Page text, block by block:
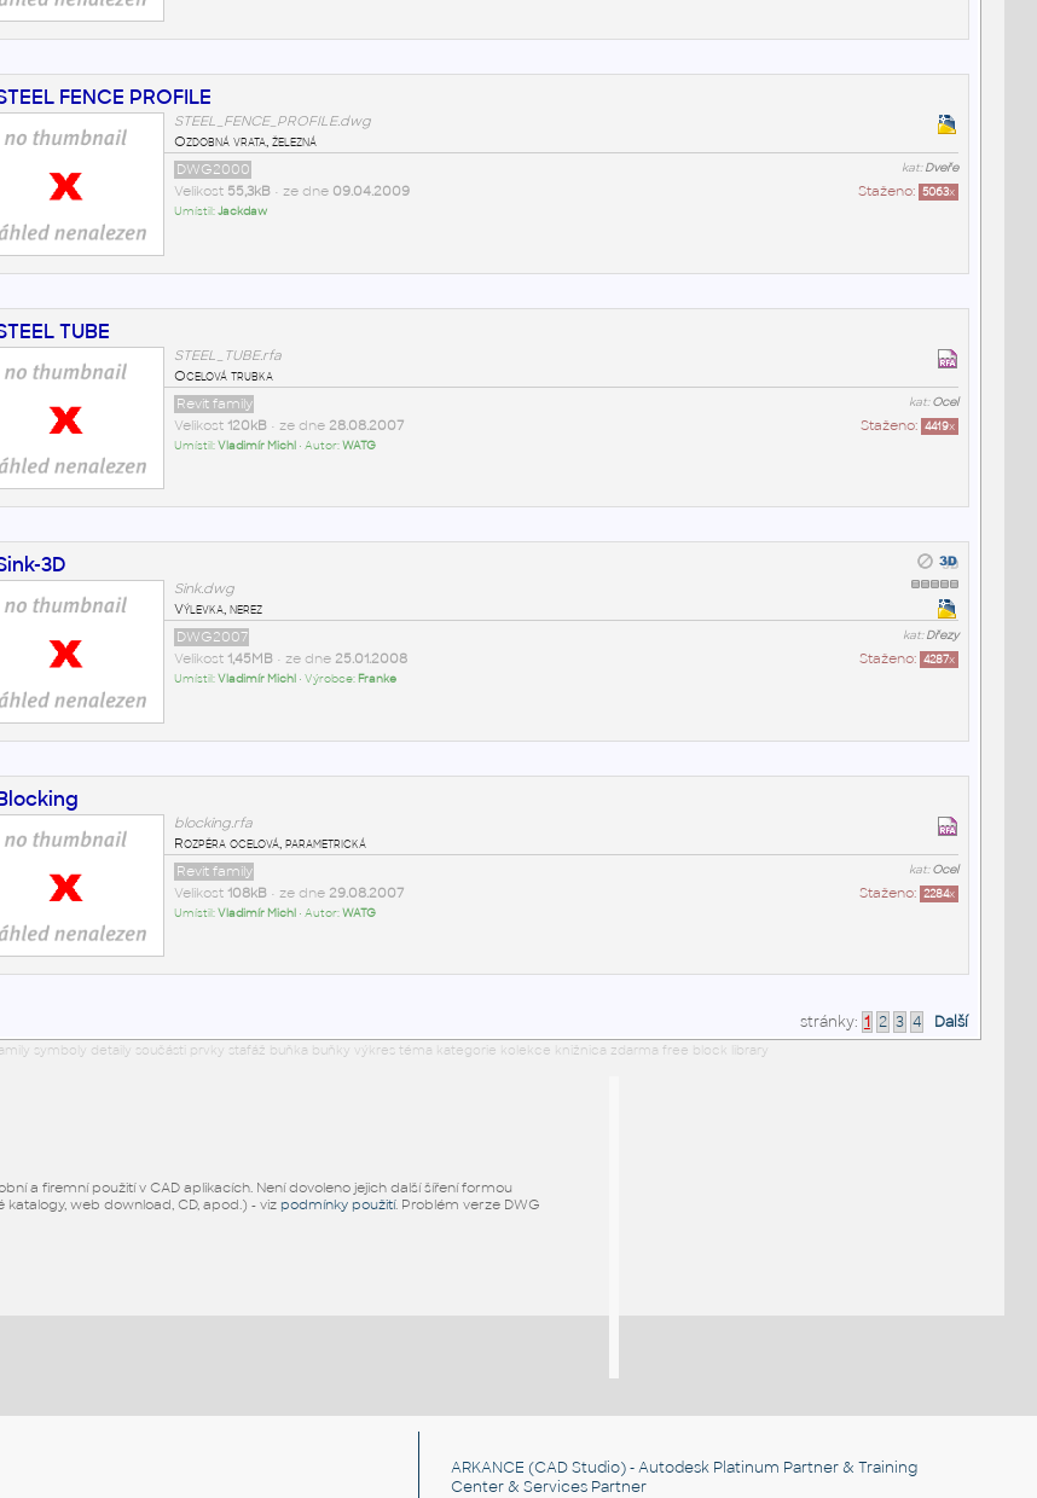
FENCE PROFILE
STEEL_FENCE_PROFILE.dwg
Ozdobná vrata, železná
kat:Dveře
DWG2000
Staženo: 5063x
Velikost 55,3kB• ze dne 09.04.2009
Umístil:Jackdaw
TUBE
STEEL_TUBE.rfa
Ocelová trubka
kat:Ocel
Revit family
Staženo: 4419x
Velikost 120kB• ze dne 28.08.2007
Umístil:Vladimír Michl• Autor:WATG
3D
Sink.dwg
Výlevka, nerez
kat:Dřezy
DWG2007
Staženo: 4287x
Velikost 1,45MB• ze dne 25.01.2008
Umístil:Vladimír Michl• Výrobce: Franke
blocking.rfa
Rozpěra ocelová, parametrická
kat:Ocel
Revit family
Staženo: 2284x
Velikost 108kB• ze dne 29.08.2007
Umístil:Vladimír Michl• Autor:WATG
stránky: 1 2 3 4 Další
symboly detaily součásti prvky stafáž buňka buňky výkres téma kategorie kolekce knižnica zdarma free block library
a firemní použití v CAD aplikacích. Není dovoleno jejich další šíření formou
web download, CD, apod.) - viz podmínky použití. Problém verze DWG
ARKANCE (CAD Studio) - Autodesk Platinum Partner & Training
Center & Services Partner